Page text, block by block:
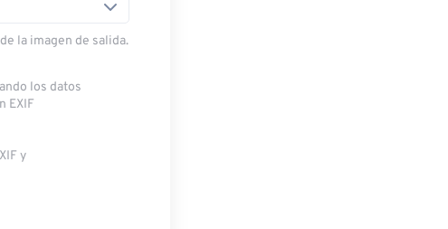
la imagen de salida.
los datos
EXIF
​​y